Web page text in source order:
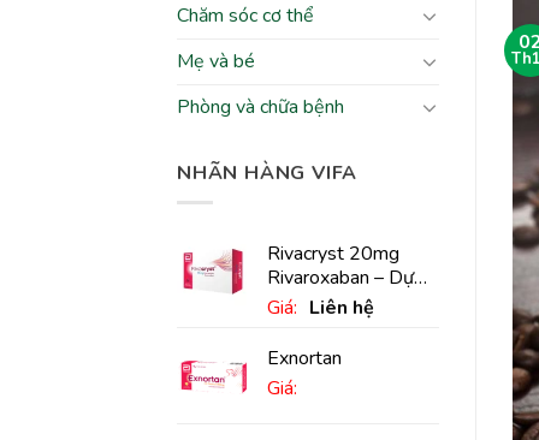
Chăm sóc cơ thể
Mẹ và bé
Phòng và chữa bệnh
NHÃN HÀNG VIFA
Rivacryst 20mg
Rivaroxaban – Dự
phòng đột quỵ,
huyết khối tĩnh mạch
Giá: Liên hệ
Exnortan
Giá: